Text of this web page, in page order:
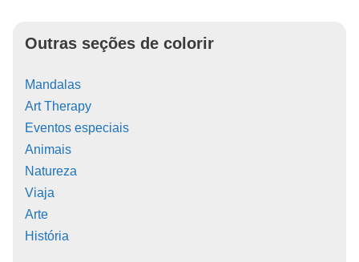
Outras seções de colorir
Mandalas
Art Therapy
Eventos especiais
Animais
Natureza
Viaja
Arte
História